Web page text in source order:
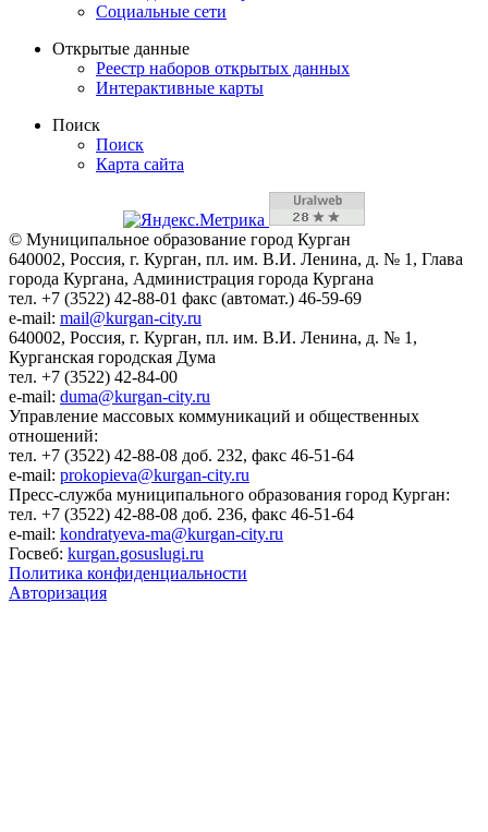
Социальные сети
Открытые данные
Реестр наборов открытых данных
Интерактивные карты
Поиск
Поиск
Карта сайта
© Муниципальное образование город Курган
640002, Россия, г. Курган, пл. им. В.И. Ленина, д. № 1, Глава
города Кургана, Администрация города Кургана
тел. +7 (3522) 42-88-01 факс (автомат.) 46-59-69
e-mail: mail@kurgan-city.ru
640002, Россия, г. Курган, пл. им. В.И. Ленина, д. № 1,
Курганская городская Дума
тел. +7 (3522) 42-84-00
e-mail: duma@kurgan-city.ru
Управление массовых коммуникаций и общественных
отношений:
тел. +7 (3522) 42-88-08 доб. 232, факс 46-51-64
e-mail: prokopieva@kurgan-city.ru
Пресс-служба муниципального образования город Курган:
тел. +7 (3522) 42-88-08 доб. 236, факс 46-51-64
e-mail: kondratyeva-ma@kurgan-city.ru
Госвеб: kurgan.gosuslugi.ru
Политика конфиденциальности
Авторизация